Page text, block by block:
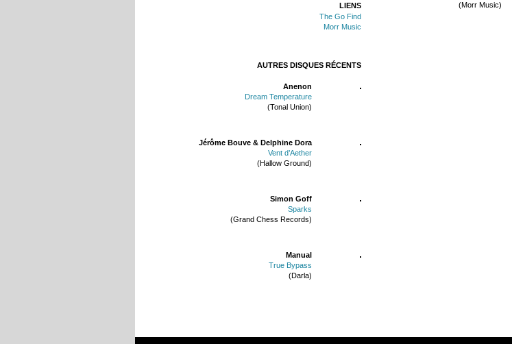
LIENS
The Go Find
Morr Music
AUTRES DISQUES RÉCENTS
Anenon
Dream Temperature
(Tonal Union)
Jérôme Bouve & Delphine Dora
Vent d’Aether
(Hallow Ground)
Simon Goff
Sparks
(Grand Chess Records)
Manual
True Bypass
(Darla)
(Morr Music)